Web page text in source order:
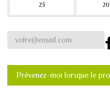
25
Prévenez-moi lorsque le